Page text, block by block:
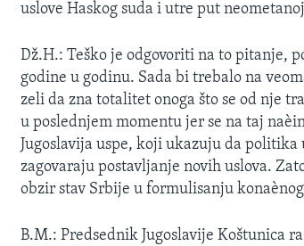
uslove Haskog suda i utre put
Dž.H.: Teško je odgovoriti na to pitanje,
godine u godinu. Sada bi trebalo na
zeli da zna totalitet onoga što se od nje
u poslednjem momentu jer se na taj
Jugoslavija uspe, koji ukazuju da
zagovaraju postavljanje novih uslova.
obzir stav Srbije u formulisanju
B.M.: Predsednik Jugoslavije Koštunica